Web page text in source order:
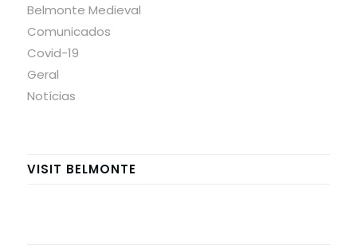
Belmonte Medieval
Comunicados
Covid-19
Geral
Notícias
VISIT BELMONTE